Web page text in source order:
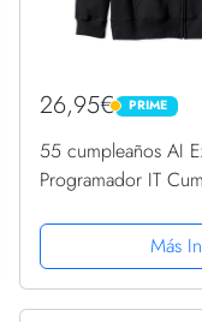
26,95€ PRIME
PRIME
55 cumpleaños AI
Programador IT
Más